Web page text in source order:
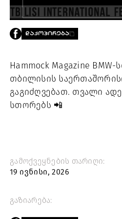
PROJECTS
TV
LIBRARY
ᲒᲐᲛᲝᲒᲕᲧᲔᲕᲘ
ᲙᲝᲜᲢᲐᲥᲢᲘ
ᲩᲕᲔᲜ
ᲓᲐᲙᲝᲞᲘᲠᲔᲑᲐ
Hammock Magazine
თბილისის
გაგიძღვებათ. თვალი
სთორებს 📲
გამოქვეყნების თარიღი:
19 ივნისი, 2026
გაზიარება: